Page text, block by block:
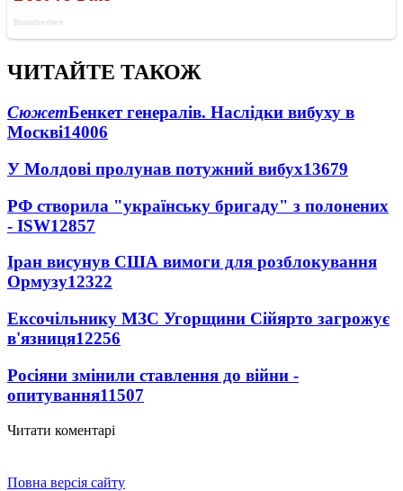
ЧИТАЙТЕ ТАКОЖ
СюжетБенкет генералів. Наслідки вибуху в
Москві14006
У Молдові пролунав потужний вибух13679
РФ створила "українську бригаду" з полонених
- ISW12857
Іран висунув США вимоги для розблокування
Ормузу12322
Ексочільнику МЗС Угорщини Сійярто загрожує
в'язниця12256
Росіяни змінили ставлення до війни -
опитування11507
Читати коментарі
Повна версія сайту